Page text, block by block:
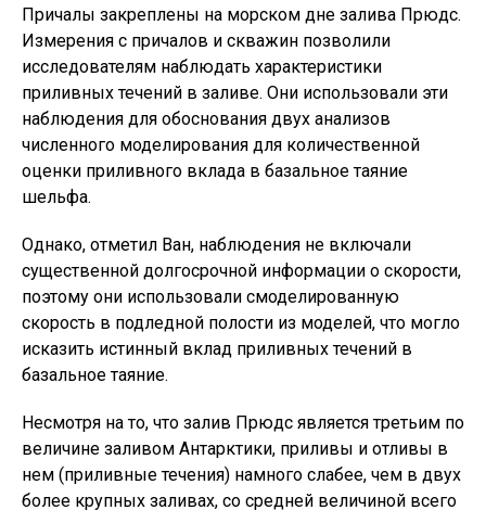
Причалы закреплены на морском дне залива Прюдс.
Измерения с причалов и скважин позволили
исследователям наблюдать характеристики
приливных течений в заливе. Они использовали эти
наблюдения для обоснования двух анализов
численного моделирования для количественной
оценки приливного вклада в базальное таяние
шельфа.
Однако, отметил Ван, наблюдения не включали
существенной долгосрочной информации о скорости,
поэтому они использовали смоделированную
скорость в подледной полости из моделей, что могло
исказить истинный вклад приливных течений в
базальное таяние.
Несмотря на то, что залив Прюдс является третьим по
величине заливом Антарктики, приливы и отливы в
нем (приливные течения) намного слабее, чем в двух
более крупных заливах, со средней величиной всего